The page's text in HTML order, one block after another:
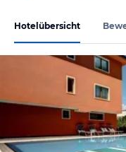
Hotelübersicht